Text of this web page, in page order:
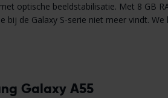
optische beeldstabilisatie. Met 8 GB
de Galaxy S-serie niet meer vindt.
Galaxy A55